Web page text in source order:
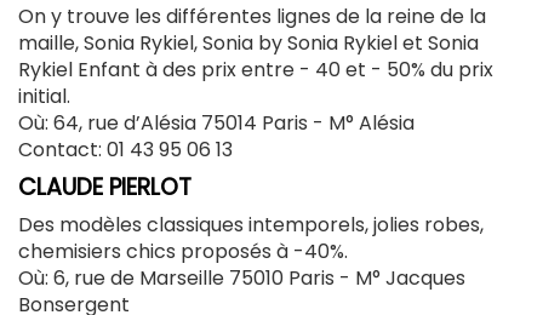
On y trouve les différentes lignes de la reine de la
maille, Sonia Rykiel, Sonia by Sonia Rykiel et Sonia
Rykiel Enfant à des prix entre - 40 et - 50% du prix
initial.
Où: 64, rue d’Alésia 75014 Paris - M° Alésia
Contact: 01 43 95 06 13
CLAUDE PIERLOT
Des modèles classiques intemporels, jolies robes,
chemisiers chics proposés à -40%.
Où: 6, rue de Marseille 75010 Paris - M° Jacques
Bonsergent